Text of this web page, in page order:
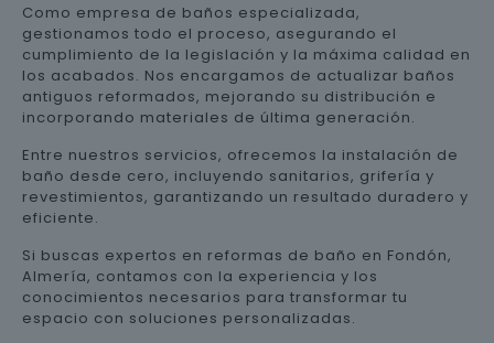
Como empresa de baños especializada,
gestionamos todo el proceso, asegurando el
cumplimiento de la legislación y la máxima calidad en
los acabados. Nos encargamos de actualizar baños
antiguos reformados, mejorando su distribución e
incorporando materiales de última generación.
Entre nuestros servicios, ofrecemos la instalación de
baño desde cero, incluyendo sanitarios, grifería y
revestimientos, garantizando un resultado duradero y
eficiente.
Si buscas expertos en reformas de baño en Fondón,
Almería, contamos con la experiencia y los
conocimientos necesarios para transformar tu
espacio con soluciones personalizadas.